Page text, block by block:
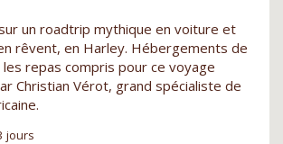
un roadtrip mythique en voiture et
rêvent, en Harley. Hébergements de
repas compris pour ce voyage
Christian Vérot, grand spécialiste de
jours